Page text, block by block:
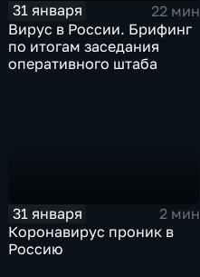
31 января
22 мин
Вирус в России. Брифинг
по итогам заседания
оперативного штаба
31 января
2 мин
Коронавирус проник в
Россию